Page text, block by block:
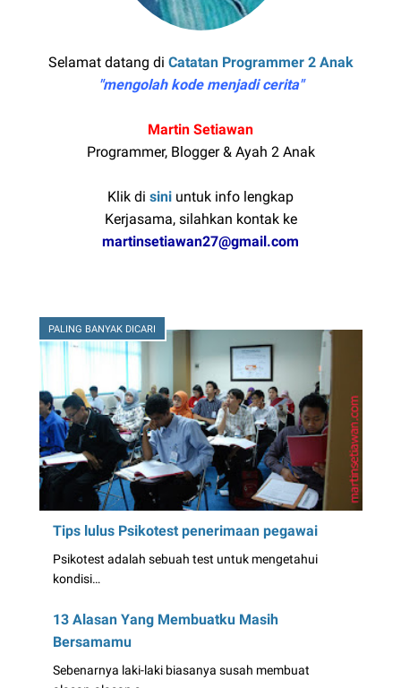
Selamat datang di Catatan Programmer 2 Anak
"mengolah kode menjadi cerita"
Martin Setiawan
Programmer, Blogger & Ayah 2 Anak
Klik di sini untuk info lengkap
Kerjasama, silahkan kontak ke
martinsetiawan27@gmail.com
PALING BANYAK DICARI
Tips lulus Psikotest penerimaan pegawai
Psikotest adalah sebuah test untuk mengetahui
kondisi…
13 Alasan Yang Membuatku Masih
Bersamamu
Sebenarnya laki-laki biasanya susah membuat